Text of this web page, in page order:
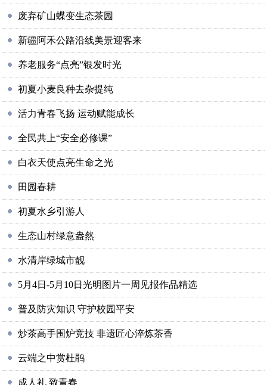
废弃矿山蝶变生态茶园
新疆阿禾公路沿线美景迎客来
养老服务“点亮”银发时光
初夏小麦良种去杂提纯
活力青春飞扬 运动赋能成长
全民共上“安全必修课”
白衣天使点亮生命之光
田园春耕
初夏水乡引游人
生态山村绿意盎然
水清岸绿城市靓
5月4日-5月10日光明图片一周见报作品精选
普及防灾知识 守护校园平安
炒茶高手围炉竞技 非遗匠心淬炼茶香
云端之中赏杜鹃
成人礼 致青春